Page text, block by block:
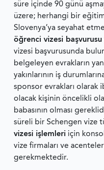
süre içinde 90 günü
üzere; herhangi bir
Slovenya’ya seyahat
öğrenci vizesi başvurusu
vizesi başvurusunda
belgeleyen evrakların
yakınlarının iş
sponsor evrakları olarak
olacak kişinin öncelikli
babasının olması
süreli bir Schengen vize
vizesi işlemleri için
vize firmaları ve
gerekmektedir.